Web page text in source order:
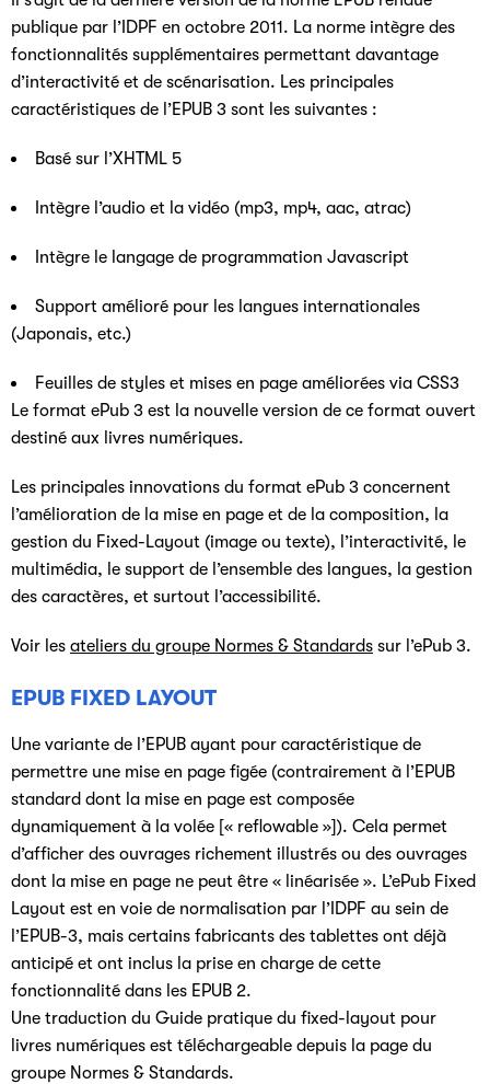
publique par l’IDPF en octobre 2011. La norme intègre des
fonctionnalités supplémentaires permettant davantage
d’interactivité et de scénarisation. Les principales
caractéristiques de l’EPUB 3 sont les suivantes :
Basé sur l’XHTML 5
Intègre l’audio et la vidéo (mp3, mp4, aac, atrac)
Intègre le langage de programmation Javascript
Support amélioré pour les langues internationales
(Japonais, etc.)
Feuilles de styles et mises en page améliorées via CSS3
Le format ePub 3 est la nouvelle version de ce format ouvert
destiné aux livres numériques.
Les principales innovations du format ePub 3 concernent
l’amélioration de la mise en page et de la composition, la
gestion du Fixed-Layout (image ou texte), l’interactivité, le
multimédia, le support de l’ensemble des langues, la gestion
des caractères, et surtout l’accessibilité.
Voir les ateliers du groupe Normes & Standards sur l’ePub 3.
EPUB FIXED LAYOUT
Une variante de l’EPUB ayant pour caractéristique de
permettre une mise en page figée (contrairement à l’EPUB
standard dont la mise en page est composée
dynamiquement à la volée [« reflowable »]). Cela permet
d’afficher des ouvrages richement illustrés ou des ouvrages
dont la mise en page ne peut être « linéarisée ». L’ePub Fixed
Layout est en voie de normalisation par l’IDPF au sein de
l’EPUB-3, mais certains fabricants des tablettes ont déjà
anticipé et ont inclus la prise en charge de cette
fonctionnalité dans les EPUB 2.
Une traduction du Guide pratique du fixed-layout pour
livres numériques est téléchargeable depuis la page du
groupe Normes & Standards.